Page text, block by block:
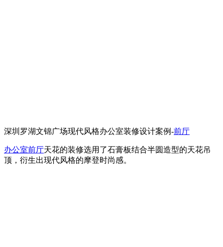
深圳罗湖文锦广场现代风格办公室装修设计案例-前厅
办公室前厅天花的装修选用了石膏板结合半圆造型的天花吊
顶，衍生出现代风格的摩登时尚感。